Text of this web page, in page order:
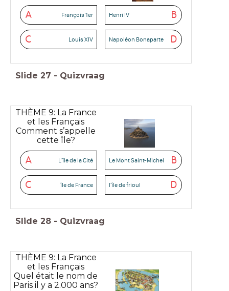
A François 1er B
Henri IV
C Louis XIV D
Napoléon Bonaparte
Slide 27 - Quizvraag
THÈME 9: La France
et les Français
Comment s’appelle
cette île?
A L'île de la Cité B
Le Mont Saint-Michel
C île de France D
l'île de frioul
Slide 28 - Quizvraag
THÈME 9: La France
et les Français
Quel était le nom de
Paris il y a 2.000 ans?